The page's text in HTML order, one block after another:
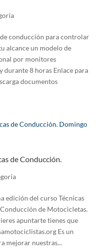
conducción para controlar
alcance un modelo de
por monitores
durante 8 horas Enlace para
documentos
de Conducción.
edición del curso Técnicas
de Motocicletas.
apuntarte tienes que
Es un
mejorar nuestras...